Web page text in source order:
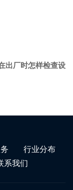
出厂时怎样检查设
行业分布
系我们